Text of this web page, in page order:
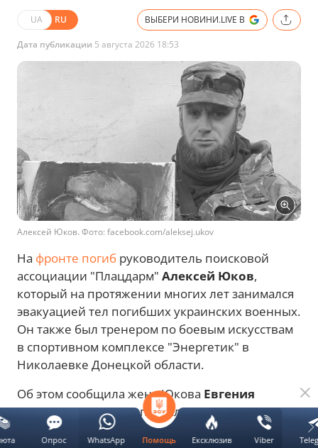
UA RU ВЫБЕРИ НОВИНИ.LIVE В
Дата публикации 5 августа 2026 18:53
Алексей Юков. Фото: facebook.com/aleksej.ukov
На фронте погиб руководитель поисковой
ассоциации "Плацдарм" Алексей Юков,
который на протяжении многих лет занимался
эвакуацией тел погибших украинских военных.
Он также был тренером по боевым искусствам
в спортивном комплексе "Энергетик" в
Николаевке Донецкой области.
Об этом сообщила жена Юкова Евгения
Калугина, передает порталНовини.LIVE.
Помощь Ексклюзив Viber
Опрос WhatsApp